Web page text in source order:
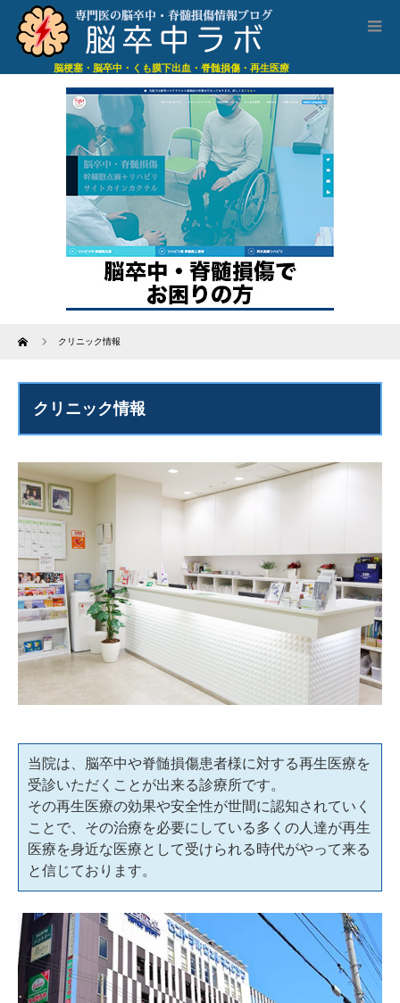
脳梗塞・脳卒中・くも膜下出血・脊髄損傷・再生医療
Home クリニック情報
クリニック情報
当院は、脳卒中や脊髄損傷患者様に対する再生医療を
受診いただくことが出来る診療所です。
その再生医療の効果や安全性が世間に認知されていく
ことで、その治療を必要にしている多くの人達が再生
医療を身近な医療として受けられる時代がやって来る
と信じております。